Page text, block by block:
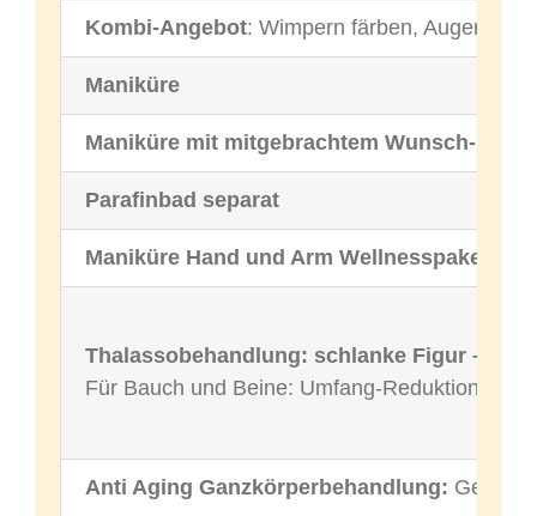
Kombi-Angebot: Wimpern färben,
Maniküre
Maniküre mit mitgebrachtem Wunsch-Lack
Parafinbad separat
Maniküre Hand und Arm Wellnesspaket
Thalassobehandlung: schlanke Figur –
Für Bauch und Beine: Umfang-Reduktion bei
Anti Aging Ganzkörperbehandlung: